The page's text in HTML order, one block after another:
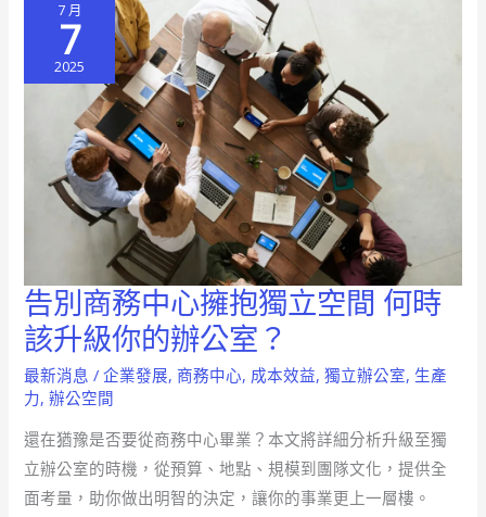
7 月
7
2025
告別商務中心擁抱獨立空間 何時
該升級你的辦公室？
最新消息 /企業發展, 商務中心, 成本效益,獨立辦公室, 生產
力,辦公空間
還在猶豫是否要從商務中心畢業？本文將詳細分析升級至獨
立辦公室的時機，從預算、地點、規模到團隊文化，提供全
面考量，助你做出明智的決定，讓你的事業更上一層樓。
告
別
商
務
心
擁
抱